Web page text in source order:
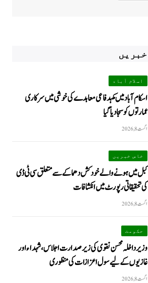
اسلام آباد
اسکام آباد میں مکہدفاعی معاہدے کی خوشی میں سرکاری
عمارتوں کو سجا دیا گیا
اگست 8, 2026
خاص خبریں
کبل میں ہونے والے خودکش دھماکے سے متعلق سی ٹی ڈی
کی تحقیقاتی رپورٹ میں انکشافات
اگست 8, 2026
حکومت
وزیرداخلہ محسن نقوی کی زیر صدارت اجلاس، شہداء اور
غازیوں کے لیے سول اعزازات کی منظوری
اگست 8, 2026